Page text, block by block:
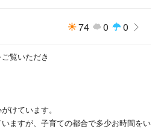
74 0 0
覧いただき
けています。
ますが、子育ての都合で多少お時間をい